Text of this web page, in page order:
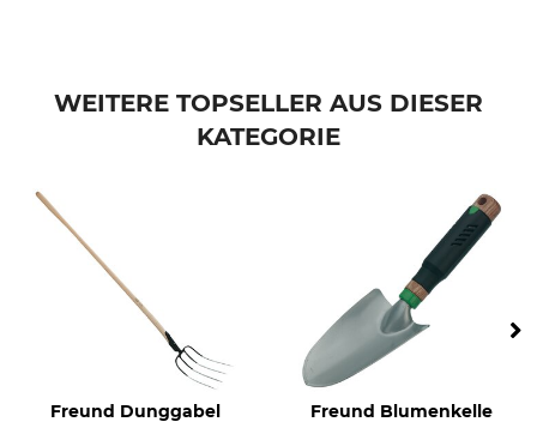
WEITERE TOPSELLER AUS DIESER
KATEGORIE
Freund Dunggabel Freund Blumenkelle